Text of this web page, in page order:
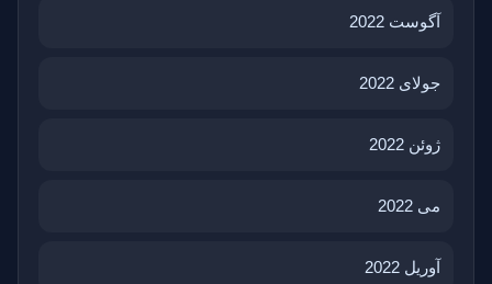
آگوست 2022
جولای 2022
ژوئن 2022
می 2022
آوریل 2022